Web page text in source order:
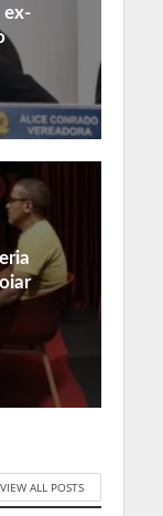
ex-
VIEW ALL POSTS